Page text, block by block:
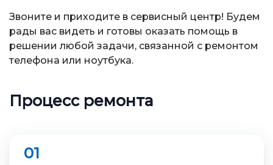
Звоните и приходите в сервисный центр! Будем
рады вас видеть и готовы оказать помощь в
решении любой задачи, связанной с ремонтом
телефона или ноутбука.
Процесс ремонта
01